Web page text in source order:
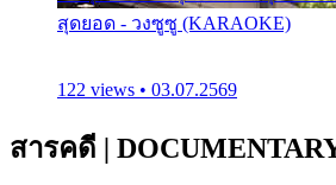
สุดยอด - วงซูซู (KARAOKE)
122 views • 03.07.2569
สารคดี |